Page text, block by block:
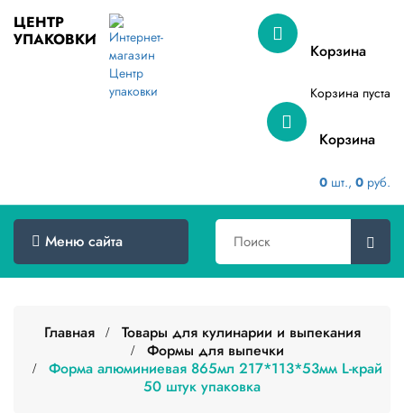
ЦЕНТР
УПАКОВКИ
Корзина
Корзина пуста
Корзина
0 шт., 0 руб.
Меню сайта
Меню
Сертификаты
О
Контакты
Категории
Главная
Товары для кулинарии и выпекания
Формы для выпечки
Форма алюминиевая 865мл 217*113*53мм L-край
50 штук упаковка